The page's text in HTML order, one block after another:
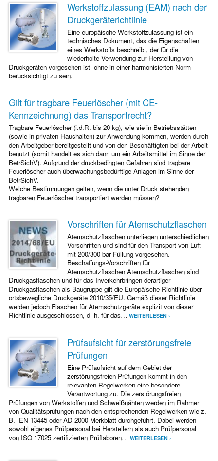
Werkstoffzulassung (EAM) nach der
Druckgeräterichtlinie
Eine europäische Werkstoffzulassung ist ein
technisches Dokument, das die Eigenschaften
eines Werkstoffs beschreibt, der für die
wiederholte Verwendung zur Herstellung von
Druckgeräten vorgesehen ist, ohne in einer harmonisierten Norm
berücksichtigt zu sein.
Gilt für tragbare Feuerlöscher (mit CE-
Kennzeichnung) das Transportrecht?
Tragbare Feuerlöscher (i.d.R. bis 20 kg), wie sie in Betriebsstätten
(sowie in privaten Haushalten) zur Anwendung kommen, werden durch
den Arbeitgeber bereitgestellt und von den Beschäftigten bei der Arbeit
benutzt (somit handelt es sich dann um ein Arbeitsmittel im Sinne der
BetrSichV). Aufgrund der druckbedingten Gefahren sind tragbare
Feuerlöscher auch überwachungsbedürftige Anlagen im Sinne der
BetrSichV.
Welche Bestimmungen gelten, wenn die unter Druck stehenden
tragbaren Feuerlöscher transportiert werden müssen?
Vorschriften für Atemschutzflaschen
Atemschutzflaschen unterliegen unterschiedlichen
Vorschriften und sind für den Transport von Luft
mit 200/300 bar Füllung vorgesehen.
Beschaffungs-Vorschriften für
Atemschutzflaschen Atemschutzflaschen sind
Druckgasflaschen und für das Inverkehrbringen derartiger
Druckgasflaschen als Baugruppe gilt die Europäische Richtlinie über
ortsbewegliche Druckgeräte 2010/35/EU. Gemäß dieser Richtlinie
werden jedoch Flaschen für Atemschutzgeräte explizit von dieser
Richtlinie ausgeschlossen, d. h. für das… WEITERLESEN ›
Prüfaufsicht für zerstörungsfreie
Prüfungen
Eine Prüfaufsicht auf dem Gebiet der
zerstörungsfreien Prüfungen kommt in den
relevanten Regelwerken eine besondere
Verantwortung zu. Die zerstörungsfreien
Prüfungen von Werkstoffen und Schweißnähten werden im Rahmen
von Qualitätsprüfungen nach den entsprechenden Regelwerken wie z.
B. EN 13445 oder AD 2000-Merkblatt durchgeführt. Dabei werden
sowohl eigenes Prüfpersonal bei Herstellern als auch Prüfpersonal
von ISO 17025 zertifizierten Prüflaboren… WEITERLESEN ›